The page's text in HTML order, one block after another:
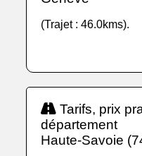
(Trajet : 46.0kms).
Tarifs, prix
département
Haute-Savoie